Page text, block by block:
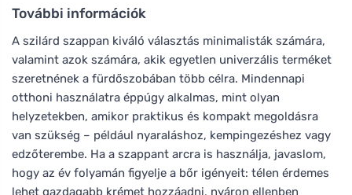
További információk
A szilárd szappan kiváló választás minimalisták számára,
valamint azok számára, akik egyetlen univerzális terméket
szeretnének a fürdőszobában több célra. Mindennapi
otthoni használatra éppúgy alkalmas, mint olyan
helyzetekben, amikor praktikus és kompakt megoldásra
van szükség – például nyaraláshoz, kempingezéshez vagy
edzőterembe. Ha a szappant arcra is használja, javaslom,
hogy az év folyamán figyelje a bőr igényeit: télen érdemes
lehet gazdagabb krémet hozzáadni, nyáron ellenben